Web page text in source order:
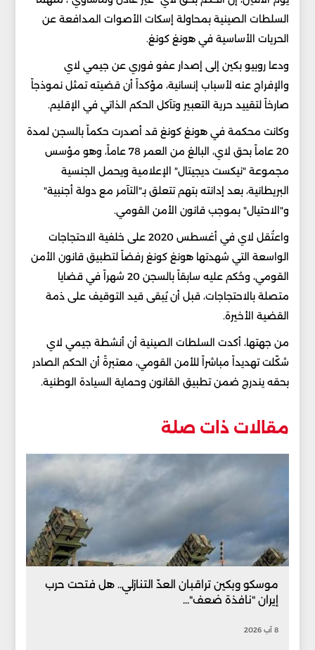
السلطات الصينية بمحاولة إسكات الأصوات المدافعة عن
الحريات الأساسية في هونغ كونغ.
ودعا روبيو بكين إلى إصدار عفو فوري عن جيمي لاي
والإفراج عنه لأسباب إنسانية، مؤكداً أن قضيته تمثل نموذجاً
صارخاً لتقييد حرية التعبير وتآكل الحكم الذاتي في الإقليم.
وكانت محكمة في هونغ كونغ قد أصدرت حكماً بالسجن لمدة
20 عاماً بحق لاي، البالغ من العمر 78 عاماً، وهو مؤسس
مجموعة "نيكست ديجيتال" الإعلامية ويحمل الجنسية
البريطانية، بعد إدانته بتهم تتعلق بـ"التآمر مع دولة أجنبية"
و"الاحتيال" بموجب قانون الأمن القومي.
واعتُقل لاي في أغسطس 2020 على خلفية الاحتجاجات
الواسعة التي شهدتها هونغ كونغ رفضاً لتطبيق قانون الأمن
القومي، وحُكم عليه سابقاً بالسجن 20 شهراً في قضايا
متصلة بالاحتجاجات، قبل أن يُبقى قيد التوقيف على ذمة
القضية الأخيرة.
من جهتها، أكدت السلطات الصينية أن أنشطة جيمي لاي
شكّلت تهديداً مباشراً للأمن القومي، معتبرةً أن الحكم الصادر
بحقه يندرج ضمن تطبيق القانون وحماية السيادة الوطنية.
مقالات ذات صلة
موسكو وبكين تراقبان العدّ التنازلي.. هل فتحت حرب
إيران "نافذة ضعف"...
8 آب 2026